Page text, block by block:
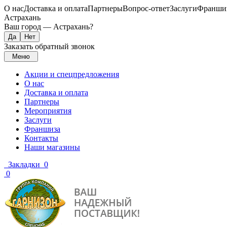
О насДоставка и оплатаПартнерыВопрос-ответЗаслуги
Астрахань
Ваш город — Астрахань?
Заказать обратный звонок
Меню
Акции и спецпредложения
О нас
Доставка и оплата
Партнеры
Мероприятия
Заслуги
Франшиза
Контакты
Наши магазины
Закладки 0
0